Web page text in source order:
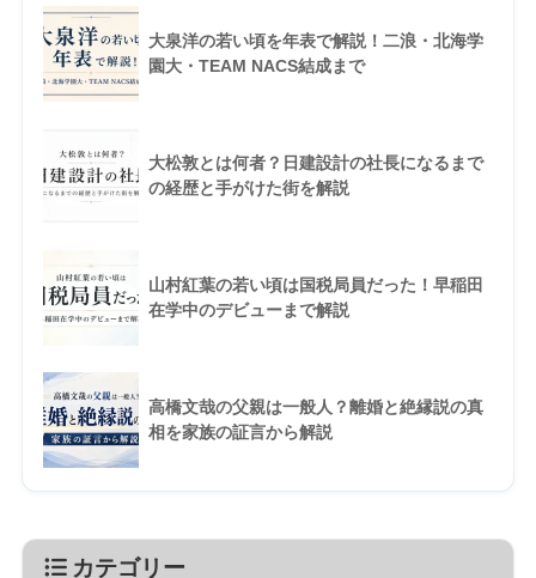
大泉洋の若い頃を年表で解説！二浪・北海学
園大・TEAM NACS結成まで
大松敦とは何者？日建設計の社長になるまで
の経歴と手がけた街を解説
山村紅葉の若い頃は国税局員だった！早稲田
在学中のデビューまで解説
高橋文哉の父親は一般人？離婚と絶縁説の真
相を家族の証言から解説
カテゴリー